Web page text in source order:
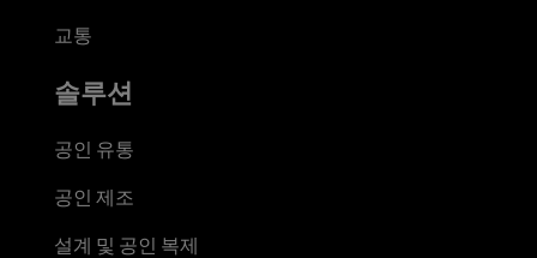
교통
솔루션
공인 유통
공인 제조
설계 및 공인 복제